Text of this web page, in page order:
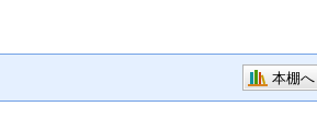
本棚へ